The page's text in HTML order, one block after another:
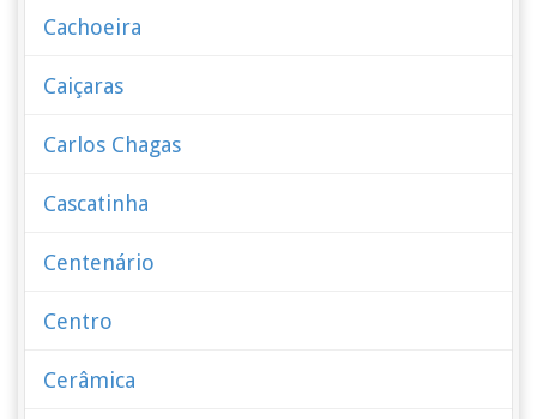
Cachoeira
Caiçaras
Carlos Chagas
Cascatinha
Centenário
Centro
Cerâmica